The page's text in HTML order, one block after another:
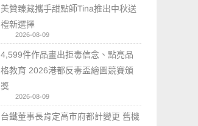
美贊臻藏攜手甜點師Tina推出中秋送
禮新選擇
2026-08-09
4,599件作品畫出拒毒信念、點亮品
格教育 2026港都反毒盃繪圖競賽頒
獎
2026-08-09
台鐵董事長肯定高市府都計變更 舊機